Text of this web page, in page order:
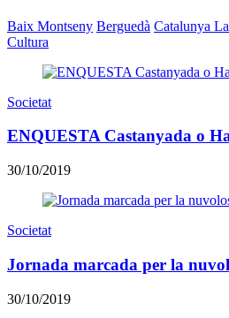
Baix Montseny Berguedà Catalunya
Cultura
Societat
ENQUESTA Castanyada o
30/10/2019
Societat
Jornada marcada per la
30/10/2019